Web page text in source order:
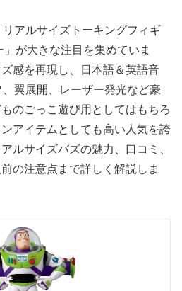
アルサイズトーキングフィギ
が大きな注目を集めていま
感を再現し、日本語＆英語音
翼展開、レーザー発光など豪
のごっこ遊び用としてはもちろ
アイテムとしても高い人気を誇
ルサイズバズの魅力、口コミ、
の注意点まで詳しく解説しま